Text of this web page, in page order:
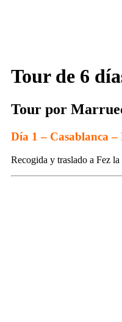
Tour de 6
Tour por
Día 1 – Casablanca –
Recogida y traslado a Fez